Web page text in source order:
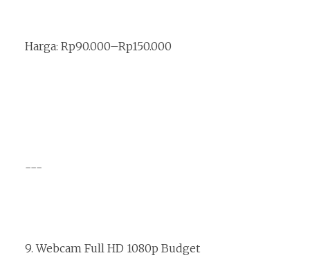
Harga: Rp90.000–Rp150.000
---
9. Webcam Full HD 1080p Budget